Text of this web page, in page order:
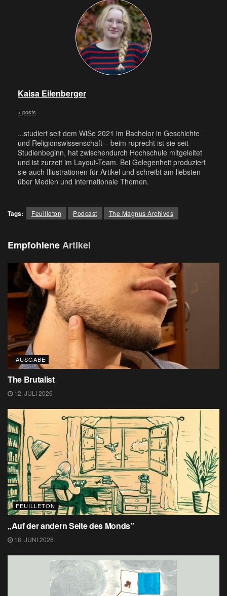
Kaisa Eilenberger
+ posts
...studiert seit dem WiSe 2021 im Bachelor in Geschichte
und Religionswissenschaft – beim ruprecht ist sie seit
Studienbeginn, hat zwischendurch Hochschule mitgeleitet
und ist zurzeit im Layout-Team. Bei Gelegenheit produziert
sie auch Illustrationen für Artikel und schreibt am liebsten
über Medien und internationale Themen.
Tags: Feuilleton Podcast The Magnus Archives
EmpfohleneArtikel
AUSGABE
The Brutalist
12. JULI 2026
FEUILLETON
„Auf der andern Seite des Monds”
18. JUNI 2026